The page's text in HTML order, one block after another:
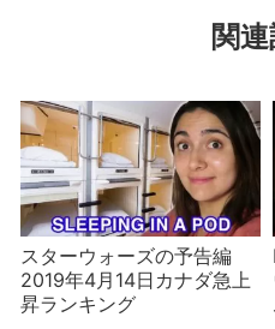
関
スターウォーズの予告編
2019年4月14日カナダ急上
昇ランキング